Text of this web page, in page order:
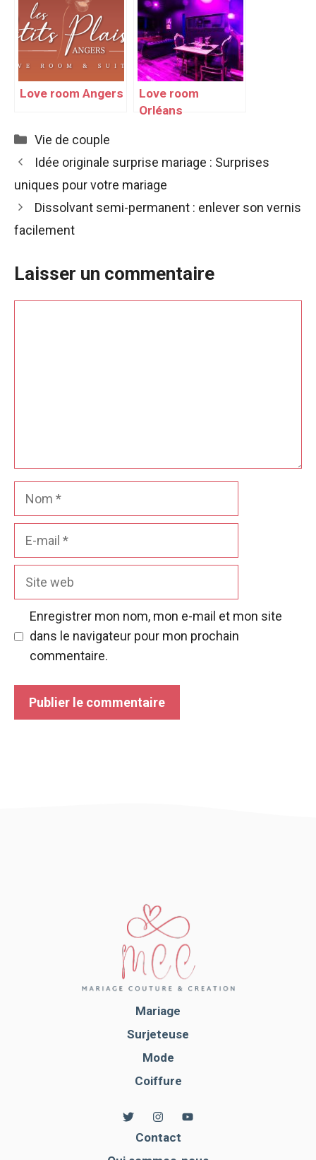
Love room Angers
Love room
Orléans
Catégories
Vie de couple
Idée originale surprise mariage : Surprises
uniques pour votre mariage
Dissolvant semi-permanent : enlever son vernis
facilement
Laisser un commentaire
Enregistrer mon nom, mon e-mail et mon site
dans le navigateur pour mon prochain
commentaire.
Mariage
Surjeteuse
Mode
Coiffure
Contact